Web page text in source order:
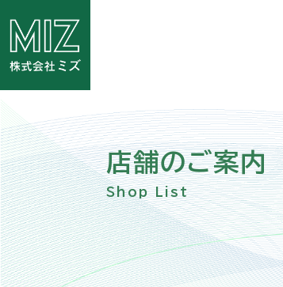
店舗のご案内
Shop List